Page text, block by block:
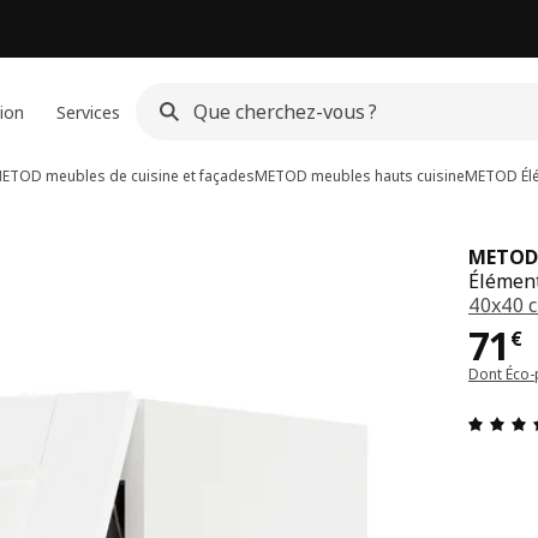
Services
meubles de cuisine et façadesMETOD meubles hauts cuisineMETOD
METOD
40x40
71 €
Prix
Dont